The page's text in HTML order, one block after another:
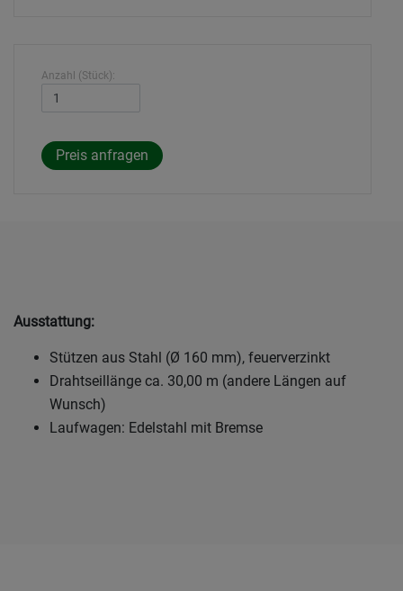
Anzahl (Stück):
Ausstattung:
Stützen aus Stahl (Ø 160 mm), feuerverzinkt
Drahtseillänge ca. 30,00 m (andere Längen auf
Wunsch)
Laufwagen: Edelstahl mit Bremse